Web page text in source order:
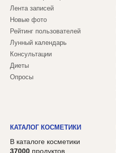
Лента записей
Новые фото
Рейтинг пользователей
Лунный календарь
Консультации
Диеты
Опросы
КАТАЛОГ КОСМЕТИКИ
В каталоге косметики
37000 продуктов,